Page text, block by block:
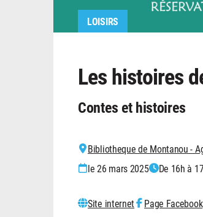
LOISIRS
Les histoires
Contes et histoires
Bibliotheque de Montanou -
le 26 mars 2025
De 16h à
Site internet Page Facebook